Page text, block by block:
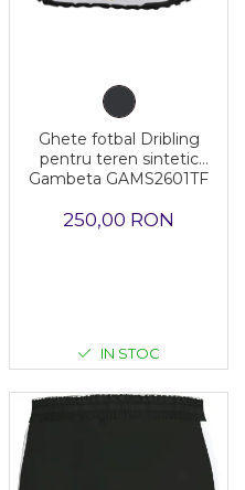
Ghete fotbal Dribling
pentru teren sintetic
Gambeta GAMS2601TF
250,00 RON
IN STOC